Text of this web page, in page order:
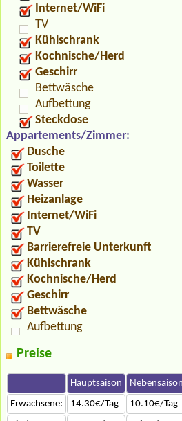
Internet/WiFi
TV
Kühlschrank
Kochnische/Herd
Geschirr
Bettwäsche
Aufbettung
Steckdose
Appartements/Zimmer:
Dusche
Toilette
Wasser
Heizanlage
Internet/WiFi
TV
Barrierefreie Unterkunft
Kühlschrank
Kochnische/Herd
Geschirr
Bettwäsche
Aufbettung
Preise
Hauptsaison Nebensaison
Erwachsene:
14.30€/Tag 10.10€/Tag